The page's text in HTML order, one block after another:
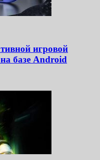
игровой
базе Android